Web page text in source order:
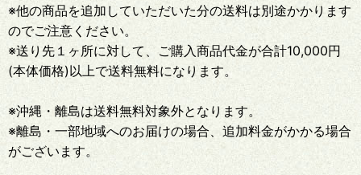
※他の商品を追加していただいた分の送料は別途かかります
のでご注意ください。
※送り先１ヶ所に対して、ご購入商品代金が合計10,000円
(本体価格)以上で送料無料になります。
※沖縄・離島は送料無料対象外となります。
※離島・一部地域へのお届けの場合、追加料金がかかる場合
がございます。